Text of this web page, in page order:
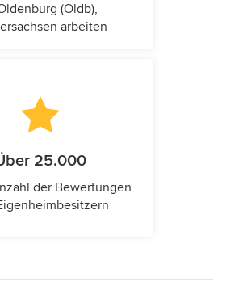
(Oldb),
arbeiten
25.000
der Bewertungen